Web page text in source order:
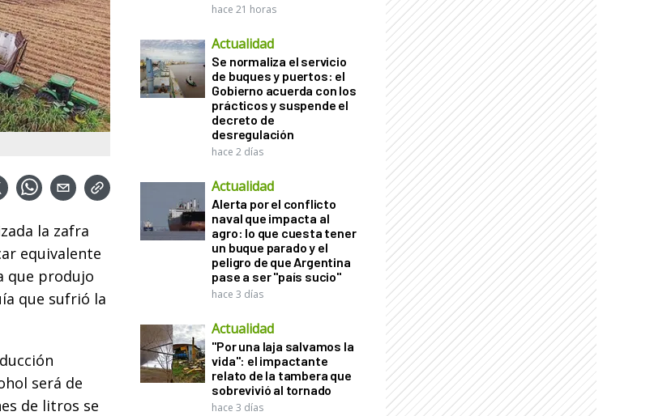
la zafra
equivalente
que produjo
que sufrió la
será de
de litros se
hace 21 horas
Actualidad
Se normaliza el servicio
de buques y puertos: el
Gobierno acuerda con los
prácticos y suspende el
decreto de
desregulación
hace 2 días
Actualidad
Alerta por el conflicto
naval que impacta al
agro: lo que cuesta tener
un buque parado y el
peligro de que Argentina
pase a ser "país sucio"
hace 3 días
Actualidad
"Por una laja salvamos la
vida": el impactante
relato de la tambera que
sobrevivió al tornado
hace 3 días